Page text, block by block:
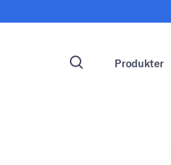
Produkter